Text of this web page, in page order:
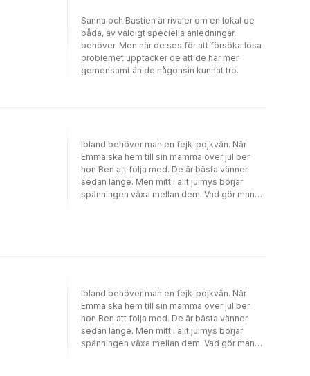
Sanna och Bastien är rivaler om en lokal de
båda, av väldigt speciella anledningar,
behöver. Men när de ses för att försöka lösa
problemet upptäcker de att de har mer
gemensamt än de någonsin kunnat tro.
Ibland behöver man en fejk-pojkvän. När
Emma ska hem till sin mamma över jul ber
hon Ben att följa med. De är bästa vänner
sedan länge. Men mitt i allt julmys börjar
spänningen växa mellan dem. Vad gör man
kittlande kärlekshistorier med lyckliga slut.
Hem till jul tar upp teman som vänner till
älskare, relationen mellan mor och dotter och
att våga följa sitt hjärta. Det är en varm
feelgood som passar vuxna läsare som
behöver en mycket lättläst bok. Elvira Berg
Ibland behöver man en fejk-pojkvän. När
Emma ska hem till sin mamma över jul ber
hon Ben att följa med. De är bästa vänner
sedan länge. Men mitt i allt julmys börjar
spänningen växa mellan dem. Vad gör man